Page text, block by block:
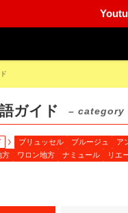
Youtube常時
ガイド – category
ブリュッセル ブルージュ
ア
方 ワロン地方 ナミュール リエ